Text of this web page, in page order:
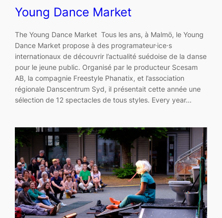
Young Dance Market
The Young Dance Market Tous les ans, à Malmö, le Young
Dance Market propose à des programateur·ice·s
internationaux de découvrir l’actualité suédoise de la danse
pour le jeune public. Organisé par le producteur Scesam
AB, la compagnie Freestyle Phanatix, et l’association
régionale Danscentrum Syd, il présentait cette année une
sélection de 12 spectacles de tous styles. Every year…